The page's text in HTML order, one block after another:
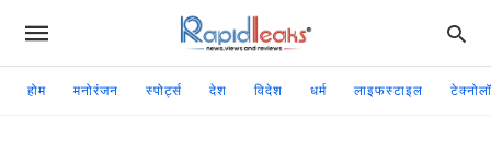
होम मनोरंजन स्पोर्ट्स देश विदेश धर्म लाइफस्टाइल